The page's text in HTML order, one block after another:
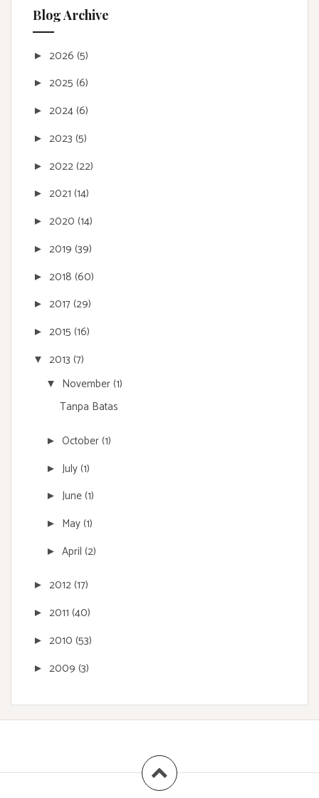
Blog Archive
► 2026 (5)
► 2025 (6)
► 2024(6)
► 2023 (5)
► 2022(22)
► 2021 (14)
► 2020 (14)
► 2019 (39)
► 2018 (60)
► 2017(29)
► 2015 (16)
▼ 2013 (7)
▼ November(1)
Tanpa Batas
► October(1)
► July(1)
► June(1)
► May(1)
► April (2)
► 2012(17)
► 2011 (40)
► 2010 (53)
► 2009 (3)